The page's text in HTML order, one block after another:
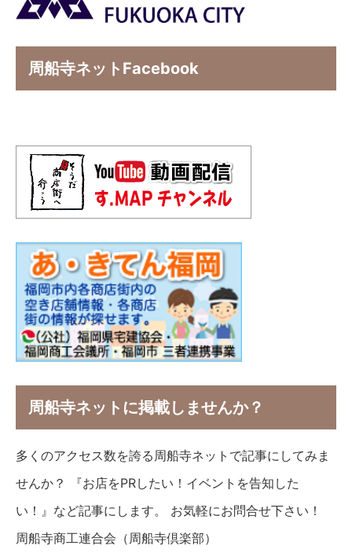
周船寺ネットFacebook
周船寺ネットに掲載しませんか？
多くのアクセス数を誇る周船寺ネットで記事にしてみま
せんか？ 『お店をPRしたい！イベントを告知した
い！』など記事にします。 お気軽にお問合せ下さい！
周船寺商工連合会（周船寺倶楽部）